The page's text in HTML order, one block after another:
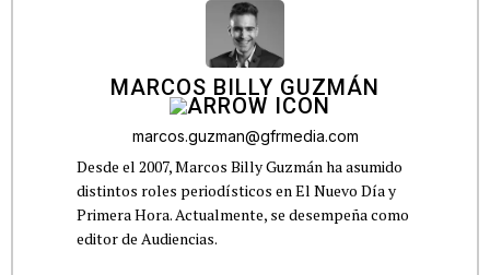
MARCOS BILLY GUZMÁN
marcos.guzman@gfrmedia.com
Desde el 2007, Marcos Billy Guzmán ha asumido
distintos roles periodísticos en El Nuevo Día y
Primera Hora. Actualmente, se desempeña como
editor de Audiencias.